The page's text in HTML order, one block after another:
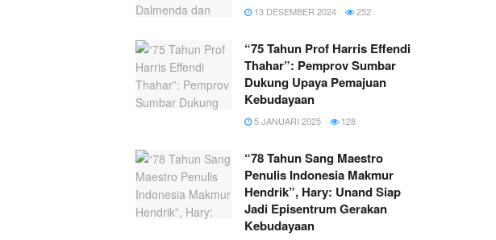
13 DESEMBER 2024 252
“75 Tahun Prof Harris Effendi
Thahar”: Pemprov Sumbar
Dukung Upaya Pemajuan
Kebudayaan
5 JANUARI 2025 128
“78 Tahun Sang Maestro
Penulis Indonesia Makmur
Hendrik”, Hary: Unand Siap
Jadi Episentrum Gerakan
Kebudayaan